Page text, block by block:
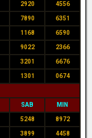
2920 4556
7890 6351
1168 6590
9022 2366
3201 6676
1301 0674
SAB MIN
5248 8972
3899 4458